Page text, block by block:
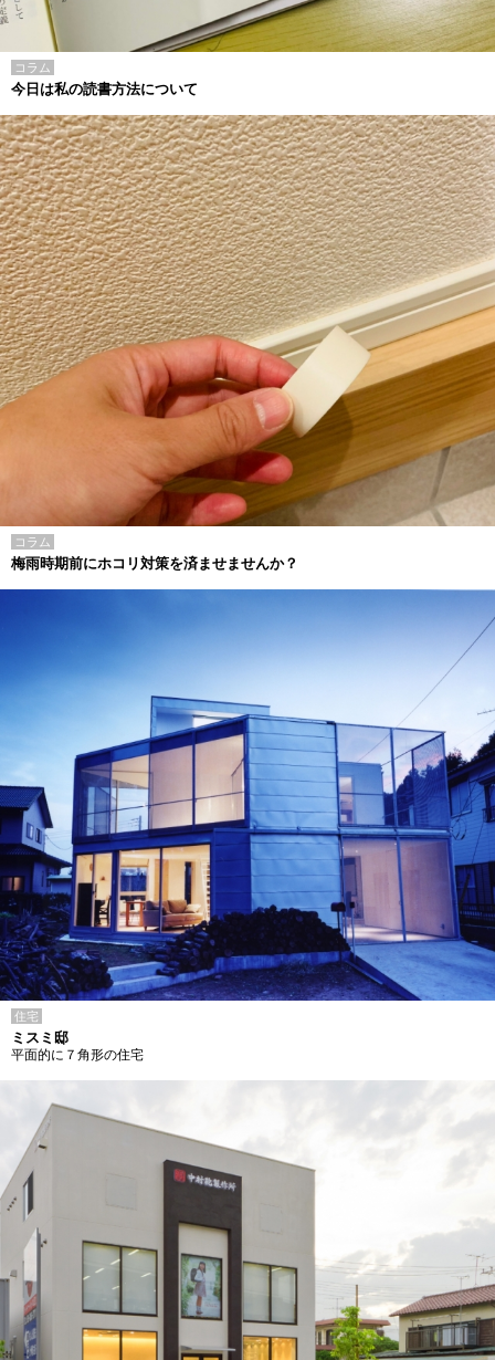
コラム
今日は私の読書方法について
コラム
梅雨時期前にホコリ対策を済ませませんか？
住宅
ミスミ邸
平面的に７角形の住宅